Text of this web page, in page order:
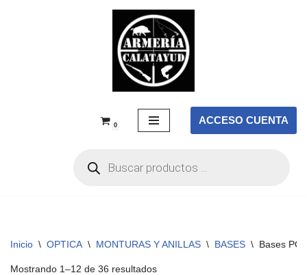
0 ACCESO CUENTA
Inicio \ OPTICA \ MONTURAS Y ANILLAS \ BASES \ Bases
Mostrando 1–12 de 36 resultados